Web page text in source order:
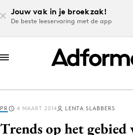
Jouw vak in je broekzak!
De beste leeservaring met de app
Log in
PR 4 MAART 2014 LENTA SLABBERS
Trends op het gebied